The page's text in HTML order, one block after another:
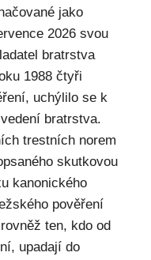
jako
2026 svou
bratrstva
1988 čtyři
uchýlilo se k
bratrstva.
trestních norem
skutkovou
kanonického
pověření
ten, kdo od
upadají do